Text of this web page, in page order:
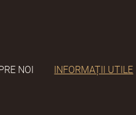
NOI INFORMAȚII UTILE